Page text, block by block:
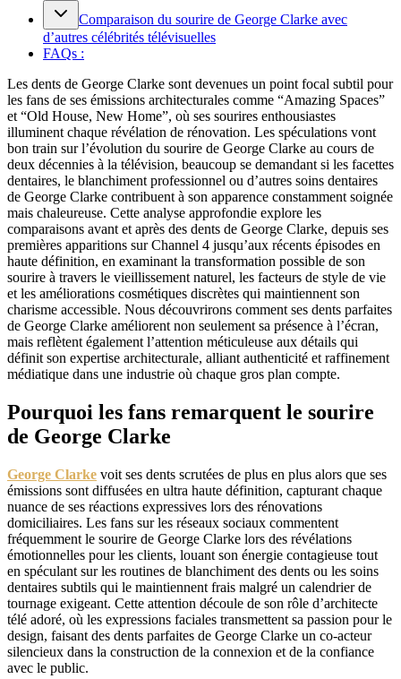
Comparaison du sourire de George Clarke avec
d’autres célébrités télévisuelles
FAQs :
Les dents de George Clarke sont devenues un point focal subtil pour
les fans de ses émissions architecturales comme “Amazing Spaces”
et “Old House, New Home”, où ses sourires enthousiastes
illuminent chaque révélation de rénovation. Les spéculations vont
bon train sur l’évolution du sourire de George Clarke au cours de
deux décennies à la télévision, beaucoup se demandant si les facettes
dentaires, le blanchiment professionnel ou d’autres soins dentaires
de George Clarke contribuent à son apparence constamment soignée
mais chaleureuse. Cette analyse approfondie explore les
comparaisons avant et après des dents de George Clarke, depuis ses
premières apparitions sur Channel 4 jusqu’aux récents épisodes en
haute définition, en examinant la transformation possible de son
sourire à travers le vieillissement naturel, les facteurs de style de vie
et les améliorations cosmétiques discrètes qui maintiennent son
charisme accessible. Nous découvrirons comment ses dents parfaites
de George Clarke améliorent non seulement sa présence à l’écran,
mais reflètent également l’attention méticuleuse aux détails qui
définit son expertise architecturale, alliant authenticité et raffinement
médiatique dans une industrie où chaque gros plan compte.
Pourquoi les fans remarquent le sourire
de George Clarke
George Clarke voit ses dents scrutées de plus en plus alors que ses
émissions sont diffusées en ultra haute définition, capturant chaque
nuance de ses réactions expressives lors des rénovations
domiciliaires. Les fans sur les réseaux sociaux commentent
fréquemment le sourire de George Clarke lors des révélations
émotionnelles pour les clients, louant son énergie contagieuse tout
en spéculant sur les routines de blanchiment des dents ou les soins
dentaires subtils qui le maintiennent frais malgré un calendrier de
tournage exigeant. Cette attention découle de son rôle d’architecte
télé adoré, où les expressions faciales transmettent sa passion pour le
design, faisant des dents parfaites de George Clarke un co-acteur
silencieux dans la construction de la connexion et de la confiance
avec le public.